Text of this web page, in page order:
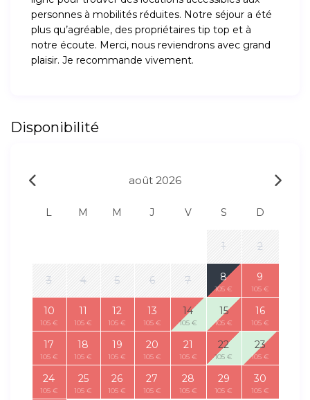
personnes à mobilités réduites. Notre séjour a été
plus qu’agréable, des propriétaires tip top et à
notre écoute. Merci, nous reviendrons avec grand
plaisir. Je recommande vivement.
Disponibilité
août 2026
L M M J V S D
1 2
3 4 5 6 7 8
105 €
9
105 €
10
105 €
11
105 €
12
105 €
13
105 €
14
105 €
15
105 €
16
105 €
17
105 €
18
105 €
19
105 €
20
105 €
21
105 €
22
105 €
23
105 €
24
105 €
25
105 €
26
105 €
27
105 €
28
105 €
29
105 €
30
105 €